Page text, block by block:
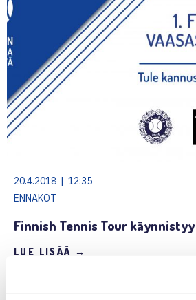
20.4.2018 | 12:35
ENNAKOT
Finnish Tennis Tour käynnistyy
LUE LISÄÄ →